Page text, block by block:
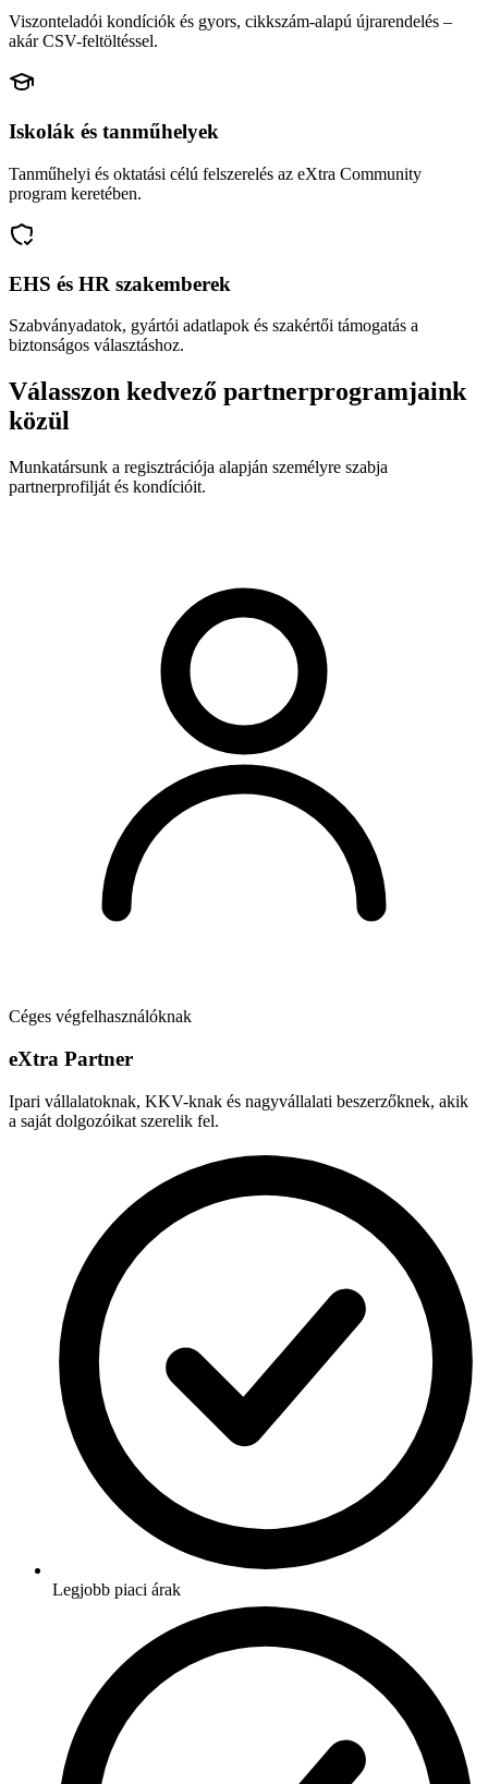
Viszonteladói kondíciók és gyors, cikkszám-alapú újrarendelés –
akár CSV-feltöltéssel.
Iskolák és tanműhelyek
Tanműhelyi és oktatási célú felszerelés az eXtra Community
program keretében.
EHS és HR szakemberek
Szabványadatok, gyártói adatlapok és szakértői támogatás a
biztonságos választáshoz.
Válasszon kedvező partnerprogramjaink
közül
Munkatársunk a regisztrációja alapján személyre szabja
partnerprofilját és kondícióit.
Céges végfelhasználóknak
eXtra Partner
Ipari vállalatoknak, KKV-knak és nagyvállalati beszerzőknek, akik
a saját dolgozóikat szerelik fel.
Legjobb piaci árak